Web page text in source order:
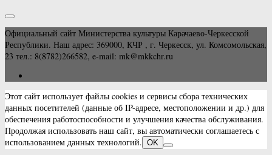
Официальный сайт Министерства культуры Карачаево-Черкесской
Республики. Наш адрес: 369000, КЧР , г. Черкесск, ул. Комсомольская,
23 тел.: 8(8782)266582, e-mail: mk@mkkchr.ru
Этот сайт использует файлы cookies и сервисы сбора технических
данных посетителей (данные об IP-адресе, местоположении и др.) для
обеспечения работоспособности и улучшения качества обслуживания.
Продолжая использовать наш сайт, вы автоматически соглашаетесь с
использованием данных технологий. OK